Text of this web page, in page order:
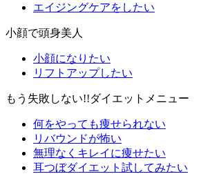
エイジングケアをしたい
小顔で頭身美人
小顔になりたい
リフトアップしたい
もう失敗しない!!ダイエットメニュー
何をやっても痩せられない
リバウンドが怖い
無理なくキレイに痩せたい
耳つぼダイエット試してみたい